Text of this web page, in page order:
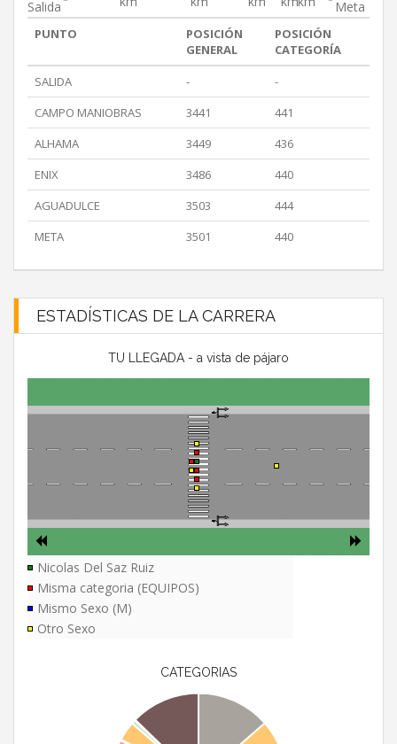
Salida Meta
PUNTO
POSICIÓN
GENERAL
POSICIÓN
CATEGORÍA
SALIDA
-
-
CAMPO MANIOBRAS
3441
441
ALHAMA
3449
436
ENIX
3486
440
AGUADULCE
3503
444
META
3501 440
ESTADÍSTICAS DE LA CARRERA
TU LLEGADA - a vista de pájaro
Nicolas Del Saz Ruiz
Misma categoria (EQUIPOS)
Mismo Sexo (M)
Otro Sexo
CATEGORIAS